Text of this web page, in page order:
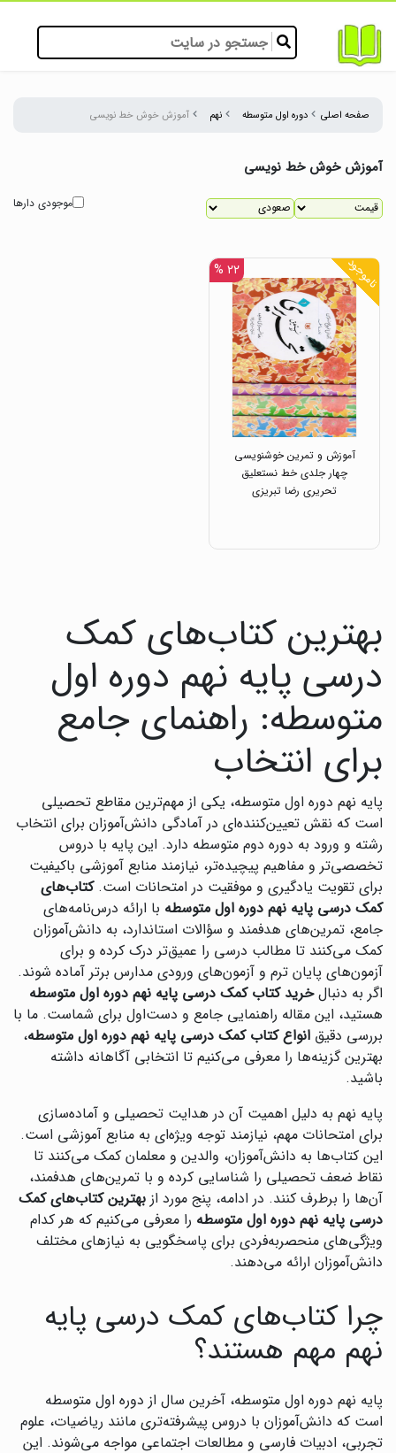
صفحه اصلی دوره اول متوسطه نهم آموزش خوش خط نویسی
آموزش خوش خط نویسی
موجودی دارها
ناموجود ۲۲ %
آموزش و تمرین خوشنویسی
چهار جلدی خط نستعلیق
تحریری رضا تبریزی
بهترین کتاب‌های کمک
درسی پایه نهم دوره اول
متوسطه: راهنمای جامع
برای انتخاب
پایه نهم دوره اول متوسطه، یکی از مهم‌ترین مقاطع تحصیلی
است که نقش تعیین‌کننده‌ای در آمادگی دانش‌آموزان برای انتخاب
رشته و ورود به دوره دوم متوسطه دارد. این پایه با دروس
تخصصی‌تر و مفاهیم پیچیده‌تر، نیازمند منابع آموزشی باکیفیت
برای تقویت یادگیری و موفقیت در امتحانات است.کتاب‌های
کمک درسی پایه نهم دوره اول متوسطه با ارائه درس‌نامه‌های
جامع، تمرین‌های هدفمند و سؤالات استاندارد، به دانش‌آموزان
کمک می‌کنند تا مطالب درسی را عمیق‌تر درک کرده و برای
آزمون‌های پایان ترم و آزمون‌های ورودی مدارس برتر آماده شوند.
اگر به دنبالخرید کتاب کمک درسی پایه نهم دوره اول متوسطه
هستید، این مقاله راهنمایی جامع و دست‌اول برای شماست. ما با
بررسی دقیق انواع کتاب کمک درسی پایه نهم دوره اول متوسطه،
بهترین گزینه‌ها را معرفی می‌کنیم تا انتخابی آگاهانه داشته
باشید.
پایه نهم به دلیل اهمیت آن در هدایت تحصیلی و آماده‌سازی
برای امتحانات مهم، نیازمند توجه ویژه‌ای به منابع آموزشی است.
این کتاب‌ها به دانش‌آموزان، والدین و معلمان کمک می‌کنند تا
نقاط ضعف تحصیلی را شناسایی کرده و با تمرین‌های هدفمند،
آن‌ها را برطرف کنند. در ادامه، پنج مورد از بهترین کتاب‌های کمک
درسی پایه نهم دوره اول متوسطه را معرفی می‌کنیم که هر کدام
ویژگی‌های منحصربه‌فردی برای پاسخگویی به نیازهای مختلف
دانش‌آموزان ارائه می‌دهند.
چرا کتاب‌های کمک درسی پایه
نهم مهم هستند؟
پایه نهم دوره اول متوسطه، آخرین سال از دوره اول متوسطه
است که دانش‌آموزان با دروس پیشرفته‌تری مانند ریاضیات، علوم
تجربی، ادبیات فارسی و مطالعات اجتماعی مواجه می‌شوند. این